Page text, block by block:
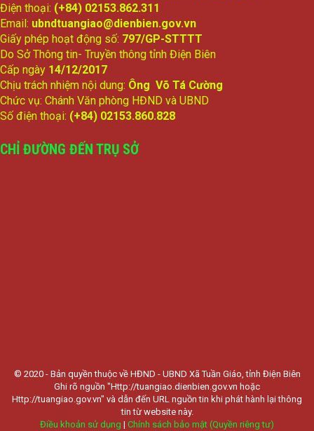
Điện thoại: (+84) 02153.862.311
Email: ubndtuangiao@dienbien.gov.vn
Giấy phép hoạt động số: 797/GP-STTTT
Do Sở Thông tin- Truyền thông tỉnh Điện Biên
Cấp ngày 14/12/2017
Chịu trách nhiệm nội dung: Ông Võ Tá Cường
Chức vụ: Chánh Văn phòng HĐND và UBND
Số điện thoại: (+84) 02153.860.828
CHỈ ĐƯỜNG ĐẾN TRỤ SỞ
© 2020 - Bản quyền thuộc về HĐND - UBND Xã Tuần Giáo, tỉnh Điện Biên
Ghi rõ nguồn "Http://tuangiao.dienbien.gov.vn hoặc
Http://tuangiao.gov.vn" và dẫn đến URL nguồn tin khi phát hành lại thông
tin từ website này.
Điều khoản sử dụng | Chính sách bảo mật (Quyền riêng tư)